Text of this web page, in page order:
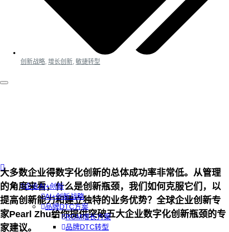
企业AI+创新
AI+创新战略
品牌DTC方案
RGM增长方案
品牌DTC转型
创新战略 增长创新 敏捷转型
大多数企业得数字化创新的总体成功率非常低。从管理
的角度来看，什么是创新瓶颈，我们如何克服它们，以
提高创新能力和建立独特的业务优势？全球企业创新专
家Pearl Zhu给你提供突破五大企业数字化创新瓶颈的专
家建议。